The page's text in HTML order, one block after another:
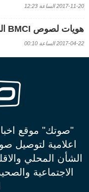
2017-11-20 الساعة 12:23
هويات لصوص BMCI الذين كشفتهم إمرأة
2017-04-22 الساعة 00:10
"صوتك" موقع
اعلامية لتوصيل
الشأن المحلي
الاجتماعية